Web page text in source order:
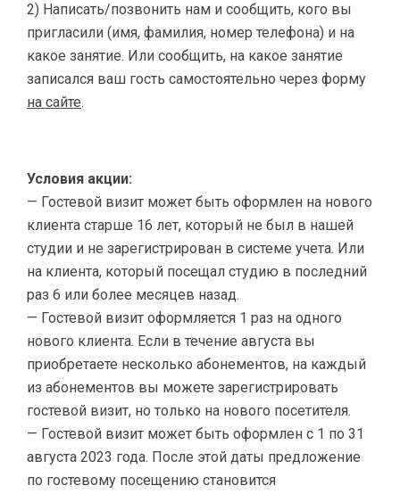
2) Написать/позвонить нам и сообщить, кого вы
пригласили (имя, фамилия, номер телефона) и на
какое занятие. Или сообщить, на какое занятие
записался ваш гость самостоятельно через форму
на сайте.
Условия акции:
— Гостевой визит может быть оформлен на нового
клиента старше 16 лет, который не был в нашей
студии и не зарегистрирован в системе учета. Или
на клиента, который посещал студию в последний
раз 6 или более месяцев назад.
— Гостевой визит оформляется 1 раз на одного
нового клиента. Если в течение августа вы
приобретаете несколько абонементов, на каждый
из абонементов вы можете зарегистрировать
гостевой визит, но только на нового посетителя.
— Гостевой визит может быть оформлен с 1 по 31
августа 2023 года. После этой даты предложение
по гостевому посещению становится